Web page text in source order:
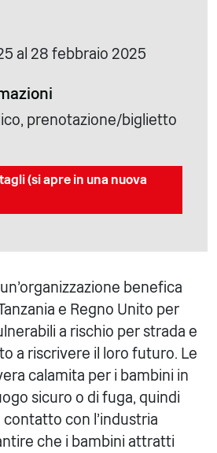
al 28 febbraio 2025
prenotazione/biglietto
(si apre in una nuova
benefica
e Regno Unito per
a rischio per strada e
a riscrivere il loro futuro. Le
calamita per i bambini in
sicuro o di fuga, quindi
contatto con l'industria
che i bambini attratti